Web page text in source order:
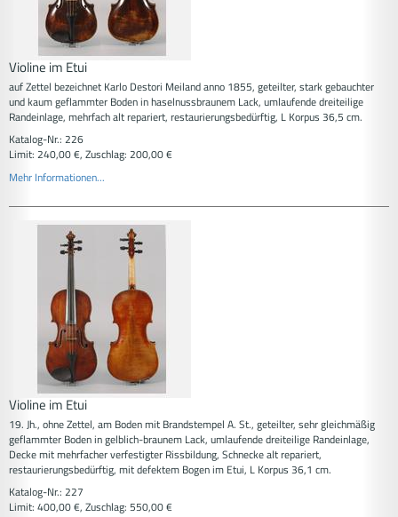
Violine im Etui
auf Zettel bezeichnet Karlo Destori Meiland anno 1855, geteilter, stark gebauchter
und kaum geflammter Boden in haselnussbraunem Lack, umlaufende dreiteilige
Randeinlage, mehrfach alt repariert, restaurierungsbedürftig, L Korpus 36,5 cm.
Katalog-Nr.: 226
Limit: 240,00 €, Zuschlag: 200,00 €
Mehr Informationen...
Violine im Etui
19. Jh., ohne Zettel, am Boden mit Brandstempel A. St., geteilter, sehr gleichmäßig
geflammter Boden in gelblich-braunem Lack, umlaufende dreiteilige Randeinlage,
Decke mit mehrfacher verfestigter Rissbildung, Schnecke alt repariert,
restaurierungsbedürftig, mit defektem Bogen im Etui, L Korpus 36,1 cm.
Katalog-Nr.: 227
Limit: 400,00 €, Zuschlag: 550,00 €